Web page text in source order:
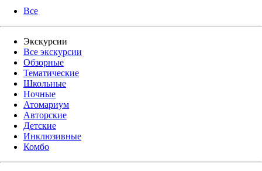
Все
Экскурсии
Все экскурсии
Обзорные
Тематические
Школьные
Ночные
Атомариум
Авторские
Детские
Инклюзивные
Комбо